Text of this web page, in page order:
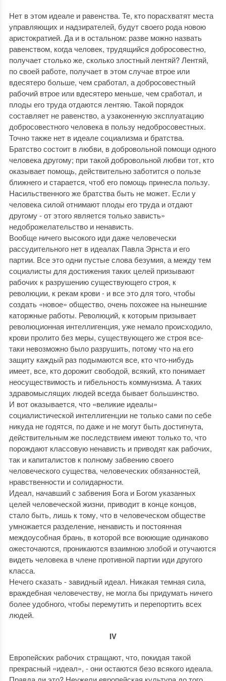
Нет в этом идеале и равенства. Те, кто порасхватят места
управляющих и надзирателей, будут своего рода новою
аристократией. Да и в остальном: разве можно назвать
равенством, когда человек, трудящийся добросовестно,
получает столько же, сколько злостный лентяй? Лентяй,
по своей работе, получает в этом случае втрое или
вдесятеро больше, чем сработал, а добросовестный
рабочий втрое или вдесятеро меньше, чем сработал, и
плоды его труда отдаются лентяю. Такой порядок
составляет не равенство, а узаконенную эксплуатацию
добросовестного человека в пользу недобросовестных.
Точно также нет в идеале социализма и братства.
Братство состоит в любви, в добровольной помощи одного
человека другому; при такой добровольной любви тот, кто
оказывает помощь, действительно заботится о пользе
ближнего и старается, чтоб его помощь принесла пользу.
Насильственного же братства быть не может. Если у
человека силой отнимают плоды его труда и отдают
другому - от этого является только зависть»
недоброжелательство и ненависть.
Вообще ничего высокого иди даже человечески
рассудительного нет в идеалах Павла Эрнста и его
партии. Все это одни пустые слова безумия, а между тем
социалисты для достижения таких целей призывают
рабочих к разрушению существующего строя, к
революции, к рекам крови - и все это для того, чтобы
создать «новое» общество, очень похожее на нынешние
каторжные работы. Революций, к которым призывает
революционная интеллигенция, уже немало происходило,
крови пролито без меры, существующего же строя все-
таки невозможно было разрушить, потому что на его
защиту каждый раз подымаются все, кто что-нибудь
имеет, все, кто дорожит свободой, всякий, кто понимает
неосуществимость и гибельность коммунизма. А таких
здравомыслящих людей всегда бывает большинство.
И вот оказывается, что «великие идеалы»
социалистической интеллигенции не только сами по себе
никуда не годятся, по даже и не могут быть достигнута,
действительным же последствием имеют только то, что
порождают классовую ненависть и приводят как рабочих,
так и капиталистов к полному забвению своего
человеческого существа, человеческих обязанностей,
нравственности и солидарности.
Идеал, начавший с забвения Бога и Богом указанных
целей человеческой жизни, приводит в конце концов,
стало быть, лишь к тому, что в человеческом обществе
умножается разделение, ненависть и постоянная
междоусобная брань, в которой все воюющие одинаково
ожесточаются, проникаются взаимною злобой и отучаются
видеть человека в члене противной партии иди другого
класса.
Нечего сказать - завидный идеал. Никакая темная сила,
враждебная человечеству, не могла бы придумать ничего
более удобного, чтобы перемутить и перепортить всех
людей.
IV
Европейских рабочих стращают, что, покидая такой
прекрасный «идеал», - они остаются безо всякого идеала.